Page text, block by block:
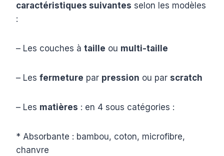
caractéristiques suivantes selon les modèles
:
– Les couches à taille ou multi-taille
– Les fermeture par pression ou par scratch
– Les matières : en 4 sous catégories :
* Absorbante : bambou, coton, microfibre,
chanvre